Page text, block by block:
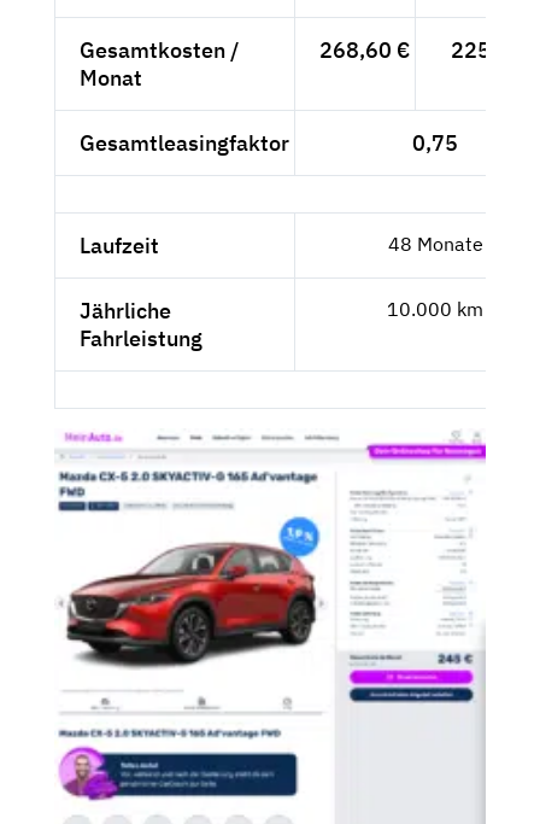
Gesamtkosten /
Monat
268,60 € 225,72 €
Gesamtleasingfaktor 0,75
Laufzeit 48 Monate
Jährliche
Fahrleistung
10.000 km